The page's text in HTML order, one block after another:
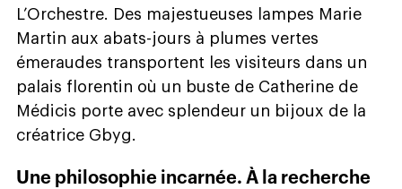
L’Orchestre. Des majestueuses lampes Marie
Martin aux abats-jours à plumes vertes
émeraudes transportent les visiteurs dans un
palais florentin où un buste de Catherine de
Médicis porte avec splendeur un bijoux de la
créatrice Gbyg.
Une philosophie incarnée. À la recherche